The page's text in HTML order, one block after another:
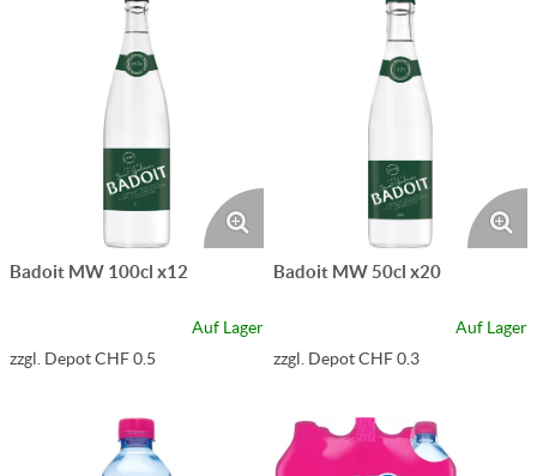
Badoit MW 100cl x12
Auf Lager
zzgl. Depot CHF 0.5
Badoit MW 50cl x20
Auf Lager
zzgl. Depot CHF 0.3